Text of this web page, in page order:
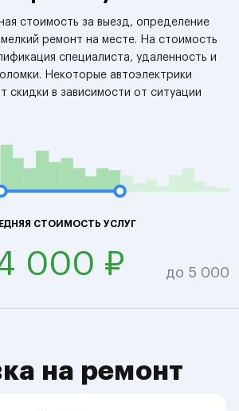
стоимость за выезд, определение
ремонт на месте. На стоимость
специалиста, удаленность и
Некоторые автоэлектрики
скидки в зависимости от ситуации
СТОИМОСТЬ УСЛУГ
000 ₽ до 5 000
на ремонт